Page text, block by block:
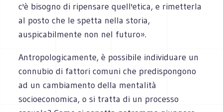
c'è bisogno di ripensare quell'etica, e rimetterla
al posto che le spetta nella storia,
auspicabilmente non nel futuro».
Antropologicamente, è possibile individuare un
connubio di fattori comuni che predispongono
ad un cambiamento della mentalità
socioeconomica, o si tratta di un processo